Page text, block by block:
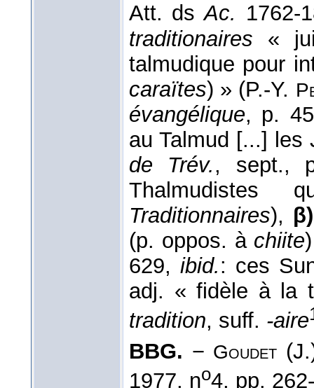
Att. dsAc. 1762-
traditionaires «
talmudique pour
caraïtes) » (P.-Y.
évangélique, p.
au Talmud [...] les
de Trév., sept.,
Thalmudistes
Traditionnaires), β)
(p. oppos. à chiite
629, ibid.: ces
adj. « fidèle à la
tradition, suff. -aire
BBG. − Goudet
1977, no4, pp.